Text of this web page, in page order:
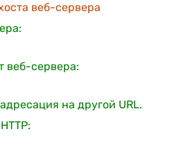
веб-сервера
веб-сервера:
на другой URL.